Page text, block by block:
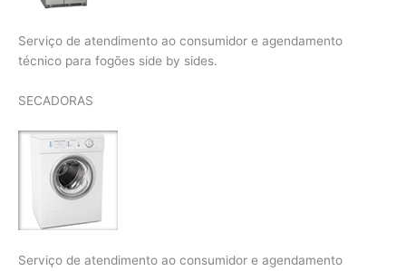
Serviço de atendimento ao consumidor e agendamento
técnico para fogões side by sides.
SECADORAS
Serviço de atendimento ao consumidor e agendamento